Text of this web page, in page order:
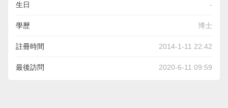
生日 -
學歷 博士
註冊時間 2014-1-11 22:42
最後訪問 2020-6-11 09:59